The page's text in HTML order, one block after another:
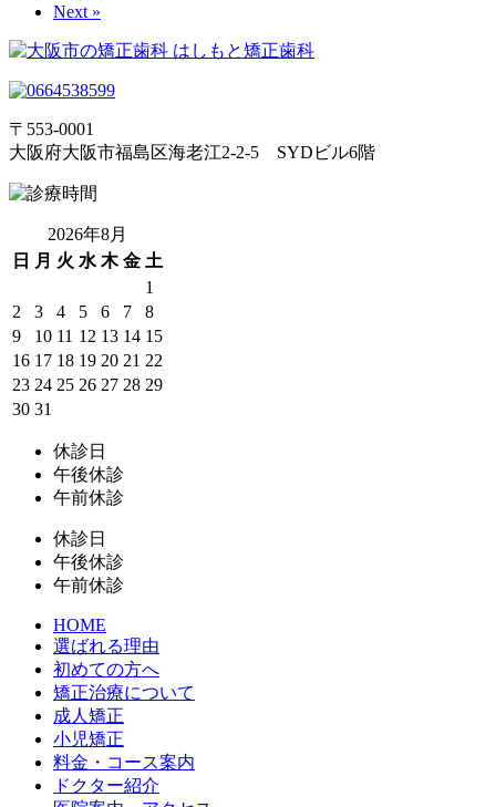
Next »
〒553-0001
大阪府大阪市福島区海老江2-2-5 SYDビル6階
2026年8月
日
月 火 水 木 金 土
1
2
3 4 5 6 7
8
9
10 11 12 13 14 15
16 17 18 19 20 21 22
23 24 25 26 27 28 29
30 31
休診日
午後休診
午前休診
休診日
午後休診
午前休診
HOME
選ばれる理由
初めての方へ
矯正治療について
成人矯正
小児矯正
料金・コース案内
ドクター紹介